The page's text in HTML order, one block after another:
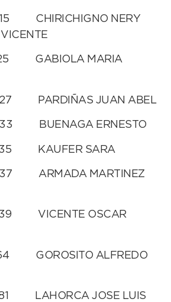
NERY
MARIA
JUAN ABEL
ERNESTO
SARA
MARTINEZ
OSCAR
ALFREDO
JOSE LUIS